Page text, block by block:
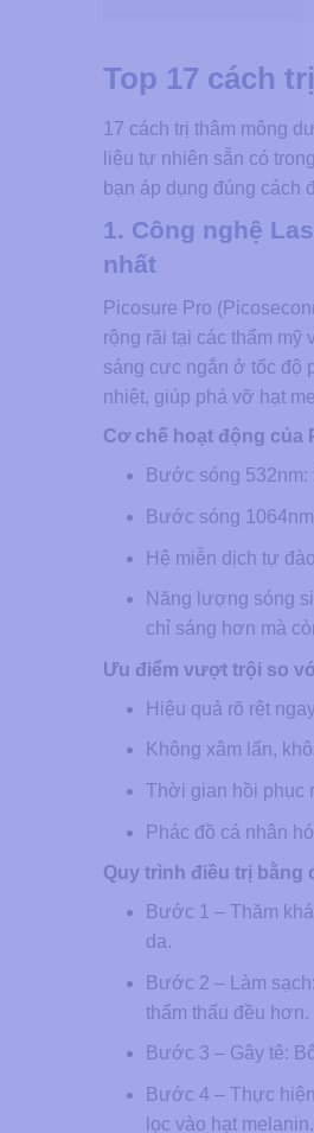
Top 17 cách
17 cách trị thâm mông
liệu tự nhiên sẵn có
bạn áp dụng đúng cách
1. Công nghệ
nhất
Picosure Pro
rộng rãi tại các thẩm
sáng cực ngắn ở tốc độ
nhiệt, giúp phá vỡ hạt
Cơ chế hoạt động của
Bước sóng
Bước sóng
Hệ miễn dịch tự
Năng lượng sóng
chỉ sáng hơn mà
Ưu điểm vượt trội so
Hiệu quả rõ rệt
Không xâm lấn,
Thời gian hồi phục
Phác đồ cá nhân
Quy trình điều trị bằng
Bước 1 – Thăm
da.
Bước 2 – Làm
thẩm thấu đều hơn.
Bước 3 – Gây tê:
Bước 4 – Thực
lọc vào hạt